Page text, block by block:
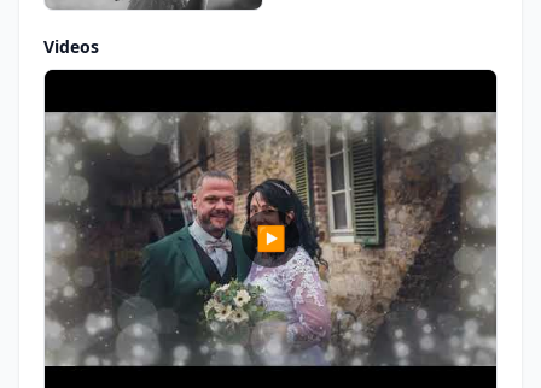
Videos
▶